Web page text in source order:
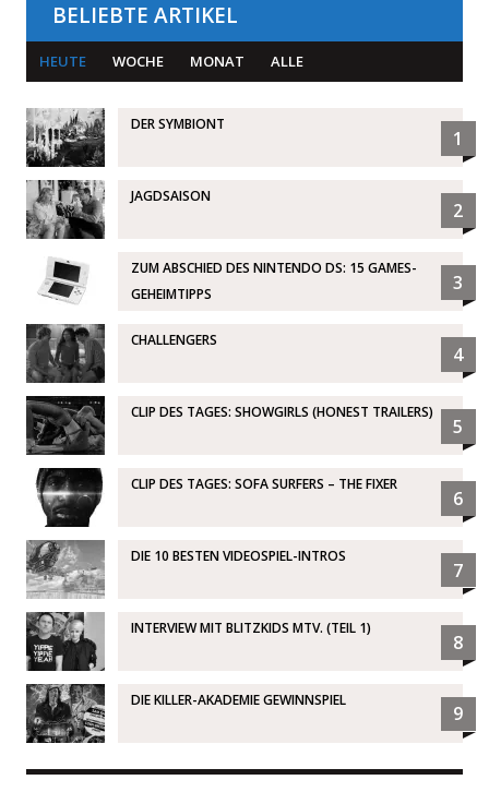
BELIEBTE ARTIKEL
HEUTE WOCHE MONAT ALLE
DER SYMBIONT
1
JAGDSAISON
2
ZUM ABSCHIED DES NINTENDO DS: 15 GAMES-
GEHEIMTIPPS
3
CHALLENGERS
4
CLIP DES TAGES: SHOWGIRLS (HONEST TRAILERS)
5
CLIP DES TAGES: SOFA SURFERS – THE FIXER
6
DIE 10 BESTEN VIDEOSPIEL-INTROS
7
INTERVIEW MIT BLITZKIDS MTV. (TEIL 1)
8
DIE KILLER-AKADEMIE GEWINNSPIEL
9